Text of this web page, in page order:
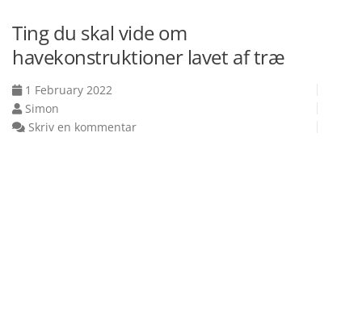
Ting du skal vide om
havekonstruktioner lavet af træ
1 February 2022
Simon
Skriv en kommentar